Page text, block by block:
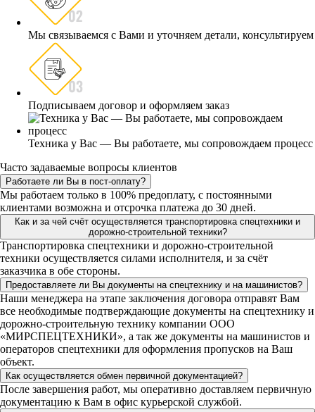
Мы связываемся с Вами и уточняем детали, консультируем
Подписываем договор и оформляем заказ
Техника у Вас — Вы работаете, мы сопровождаем процесс
Часто задаваемые вопросы клиентов
Работаете ли Вы в пост-оплату?
Мы работаем только в 100% предоплату, с постоянными
клиентами возможна и отсрочка платежа до 30 дней.
Как и за чей счёт осуществляется транспортировка спецтехники и
дорожно-строительной техники?
Транспортировка спецтехники и дорожно-строительной
техники осуществляется силами исполнителя, и за счёт
заказчика в обе стороны.
Предоставляете ли Вы документы на спецтехнику и на машинистов?
Наши менеджера на этапе заключения договора отправят Вам
все необходимые подтверждающие документы на спецтехнику и
дорожно-строительную технику компании ООО
«МИРСПЕЦТЕХНИКИ», а так же документы на машинистов и
операторов спецтехники для оформления пропусков на Ваш
объект.
Как осуществляется обмен первичной документацией?
После завершения работ, мы оперативно доставляем первичную
документацию к Вам в офис курьерской службой.